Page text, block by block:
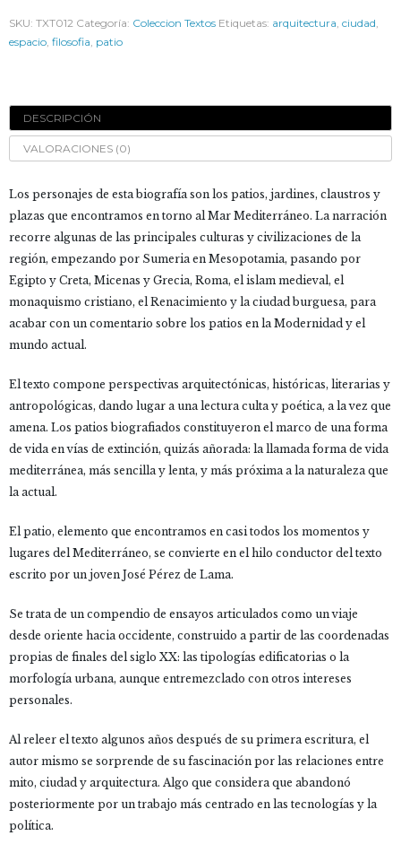
SKU: TXT012 Categoría: Coleccion Textos Etiquetas: arquitectura, ciudad,
espacio, filosofia, patio
DESCRIPCIÓN
VALORACIONES (0)
Los personajes de esta biografía son los patios, jardines, claustros y
plazas que encontramos en torno al Mar Mediterráneo. La narración
recorre algunas de las principales culturas y civilizaciones de la
región, empezando por Sumeria en Mesopotamia, pasando por
Egipto y Creta, Micenas y Grecia, Roma, el islam medieval, el
monaquismo cristiano, el Renacimiento y la ciudad burguesa, para
acabar con un comentario sobre los patios en la Modernidad y el
mundo actual.
El texto compone perspectivas arquitectónicas, históricas, literarias y
antropológicas, dando lugar a una lectura culta y poética, a la vez que
amena. Los patios biografiados constituyeron el marco de una forma
de vida en vías de extinción, quizás añorada: la llamada forma de vida
mediterránea, más sencilla y lenta, y más próxima a la naturaleza que
la actual.
El patio, elemento que encontramos en casi todos los momentos y
lugares del Mediterráneo, se convierte en el hilo conductor del texto
escrito por un joven José Pérez de Lama.
Se trata de un compendio de ensayos articulados como un viaje
desde oriente hacia occidente, construido a partir de las coordenadas
propias de finales del siglo XX: las tipologías edificatorias o la
morfología urbana, aunque entremezclado con otros intereses
personales.
Al releer el texto algunos años después de su primera escritura, el
autor mismo se sorprende de su fascinación por las relaciones entre
mito, ciudad y arquitectura. Algo que considera que abandonó
posteriormente por un trabajo más centrado en las tecnologías y la
política.